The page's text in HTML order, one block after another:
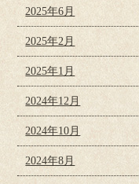
2025年6月
2025年2月
2025年1月
2024年12月
2024年10月
2024年8月